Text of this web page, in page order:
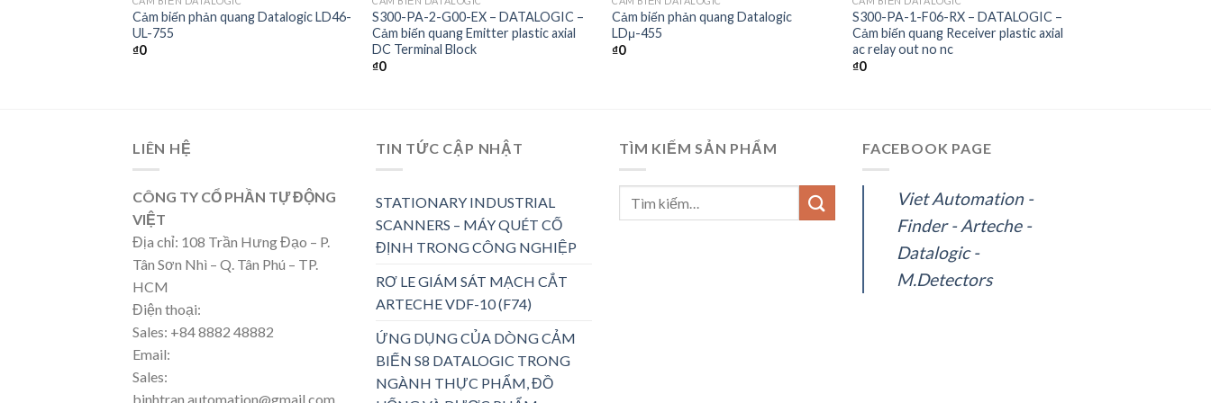
Cảm biến phản quang Datalogic LD46-
UL-755
₫0
S300-PA-2-G00-EX – DATALOGIC –
Cảm biến quang Emitter plastic axial
DC Terminal Block
₫0
Cảm biến phản quang Datalogic
LDμ-455
₫0
S300-PA-1-F06-RX – DATALOGIC –
Cảm biến quang Receiver plastic axial
ac relay out no nc
₫0
LIÊN HỆ
CÔNG TY CỔ PHẦN TỰ ĐỘNG
VIỆT
Địa chỉ: 108 Trần Hưng Đạo – P.
Tân Sơn Nhì – Q. Tân Phú – TP.
HCM
Điện thoại:
Sales: +84 8882 48882
Email:
Sales:
binhtran.automation@gmail.com
TIN TỨC CẬP NHẬT
STATIONARY INDUSTRIAL
SCANNERS – MÁY QUÉT CỐ
ĐỊNH TRONG CÔNG NGHIỆP
RƠ LE GIÁM SÁT MẠCH CẮT
ARTECHE VDF-10 (F74)
ỨNG DỤNG CỦA DÒNG CẢM
BIẾN S8 DATALOGIC TRONG
NGÀNH THỰC PHẨM, ĐỒ
TÌM KIẾM SẢN PHẨM FACEBOOK PAGE
Viet Automation -
Finder - Arteche -
Datalogic -
M.Detectors